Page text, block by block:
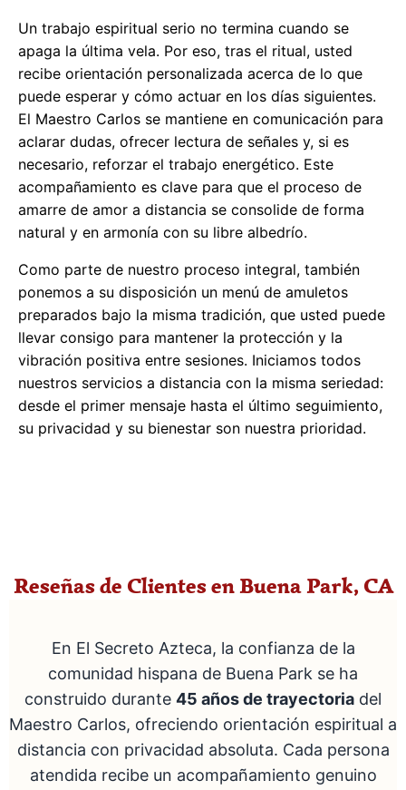
Un trabajo espiritual serio no termina cuando se
apaga la última vela. Por eso, tras el ritual, usted
recibe orientación personalizada acerca de lo que
puede esperar y cómo actuar en los días siguientes.
El Maestro Carlos se mantiene en comunicación para
aclarar dudas, ofrecer lectura de señales y, si es
necesario, reforzar el trabajo energético. Este
acompañamiento es clave para que el proceso de
amarre de amor a distancia se consolide de forma
natural y en armonía con su libre albedrío.
Como parte de nuestro proceso integral, también
ponemos a su disposición un menú de amuletos
preparados bajo la misma tradición, que usted puede
llevar consigo para mantener la protección y la
vibración positiva entre sesiones. Iniciamos todos
nuestros servicios a distancia con la misma seriedad:
desde el primer mensaje hasta el último seguimiento,
su privacidad y su bienestar son nuestra prioridad.
Reseñas de Clientes en Buena Park, CA
En El Secreto Azteca, la confianza de la
comunidad hispana de Buena Park se ha
construido durante 45 años de trayectoria del
Maestro Carlos, ofreciendo orientación espiritual a
distancia con privacidad absoluta. Cada persona
atendida recibe un acompañamiento genuino